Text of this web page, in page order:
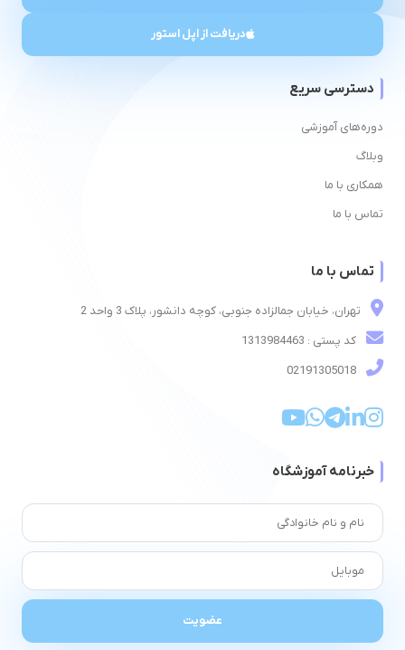
دریافت از اپل استور
دسترسی سریع
دوره‌های آموزشی
وبلاگ
همکاری با ما
تماس با ما
تماس با ما
تهران، خیابان جمالزاده جنوبی، کوچه دانشور، پلاک 3 واحد 2
کد پستی : 1313984463
خبرنامه آموزشگاه